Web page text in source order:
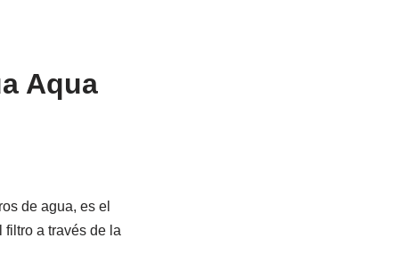
Aqua
de agua, es el
filtro a través de la